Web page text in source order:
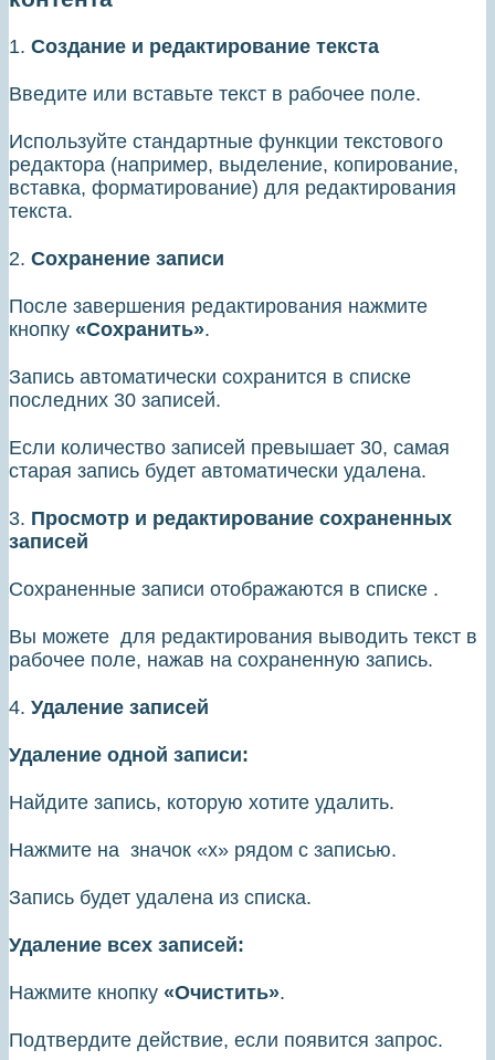
1. Создание и редактирование текста
Введите или вставьте текст в рабочее поле.
Используйте стандартные функции текстового
редактора (например, выделение, копирование,
вставка, форматирование) для редактирования
текста.
2. Сохранение записи
После завершения редактирования нажмите
кнопку «Сохранить».
Запись автоматически сохранится в списке
последних 30 записей.
Если количество записей превышает 30, самая
старая запись будет автоматически удалена.
3. Просмотр и редактирование сохраненных
записей
Сохраненные записи отображаются в списке .
Вы можете для редактирования выводить текст в
рабочее поле, нажав на сохраненную запись.
4. Удаление записей
Удаление одной записи:
Найдите запись, которую хотите удалить.
Нажмите на значок «х» рядом с записью.
Запись будет удалена из списка.
Удаление всех записей:
Нажмите кнопку «Очистить».
Подтвердите действие, если появится запрос.